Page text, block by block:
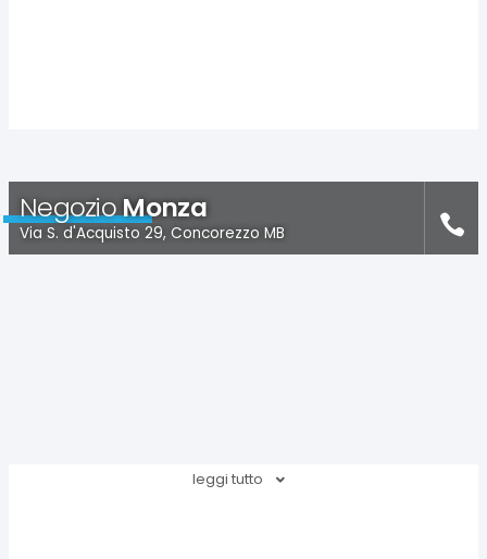
NegozioMonza
Via S. d'Acquisto 29, Concorezzo MB
leggi tutto